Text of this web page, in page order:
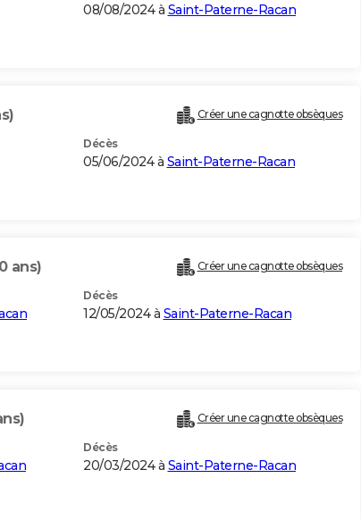
08/08/2024 à Saint-Paterne-Racan
Créer une cagnotte obsèques
Décès
05/06/2024 à Saint-Paterne-Racan
ans) Créer une cagnotte obsèques
Décès
12/05/2024 à Saint-Paterne-Racan
Créer une cagnotte obsèques
Décès
20/03/2024 à Saint-Paterne-Racan